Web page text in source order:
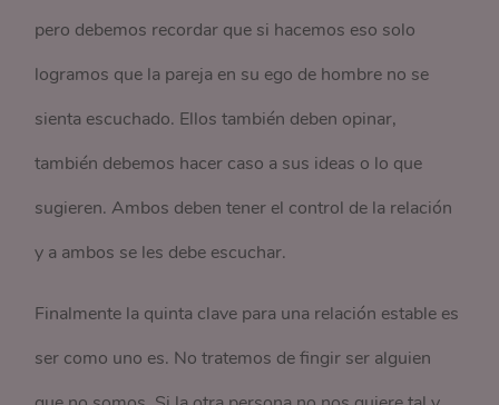
pero debemos recordar que si hacemos eso solo
logramos que la pareja en su ego de hombre no se
sienta escuchado. Ellos también deben opinar,
también debemos hacer caso a sus ideas o lo que
sugieren. Ambos deben tener el control de la relación
y a ambos se les debe escuchar.
Finalmente la quinta clave para una relación estable es
ser como uno es. No tratemos de fingir ser alguien